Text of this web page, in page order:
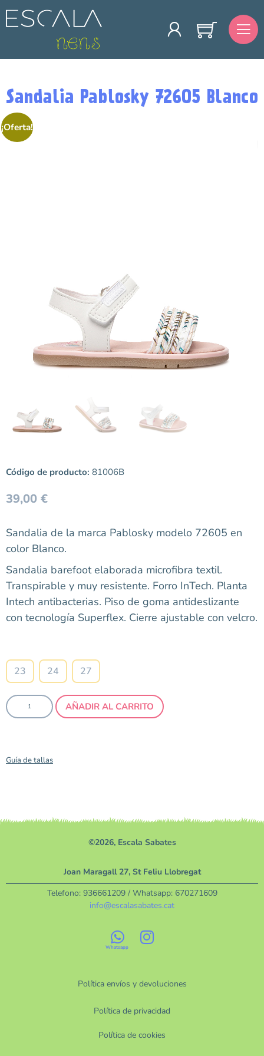
Sandalia Pablosky 72605 Blanco
¡Oferta!
Código de producto: 81006B
39,00 €
Sandalia de la marca Pablosky modelo 72605 en
color Blanco.
Sandalia barefoot elaborada microfibra textil.
Transpirable y muy resistente. Forro InTech. Planta
Intech antibacterias. Piso de goma antideslizante
con tecnología Superflex. Cierre ajustable con velcro.
23 24 27
AÑADIR AL CARRITO
Guía de tallas
©2026, Escala Sabates
Política envíos y devoluciones
Política de privacidad
Política de cookies
Joan Maragall 27, St Feliu Llobregat
Telefono: 936661209/ Whatsapp: 670271609
info@escalasabates.cat